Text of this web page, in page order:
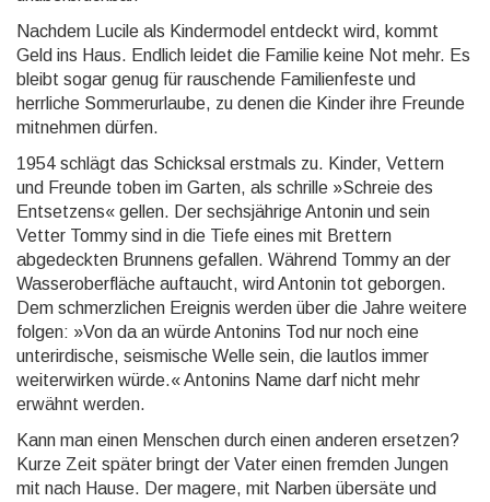
Nachdem Lucile als Kindermodel entdeckt wird, kommt
Geld ins Haus. Endlich leidet die Familie keine Not mehr. Es
bleibt sogar genug für rauschende Familienfeste und
herrliche Sommerurlaube, zu denen die Kin­der ihre Freunde
mitnehmen dürfen.
1954 schlägt das Schicksal erstmals zu. Kinder, Vettern
und Freunde toben im Garten, als schrille »Schreie des
Entsetzens« gellen. Der sechsjährige Antonin und sein
Vetter Tommy sind in die Tiefe eines mit Bret­tern
abgedeckten Brunnens gefallen. Während Tommy an der
Wasseroberfläche auftaucht, wird Antonin tot geborgen.
Dem schmerzlichen Ereignis werden über die Jahre weitere
folgen: »Von da an würde Anto­nins Tod nur noch eine
unterirdische, seismische Welle sein, die lautlos immer
weiterwirken würde.« An­tonins Name darf nicht mehr
erwähnt werden.
Kann man einen Menschen durch einen anderen ersetzen?
Kurze Zeit später bringt der Vater einen frem­den Jungen
mit nach Hause. Der magere, mit Narben übersäte und